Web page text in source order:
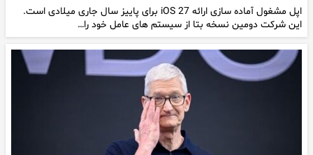
اپل مشغول آماده سازی ارائه iOS 27 برای پاییز سال جاری میلادی است.
این شرکت دومین نسخه بتا از سیستم های عامل خود را…